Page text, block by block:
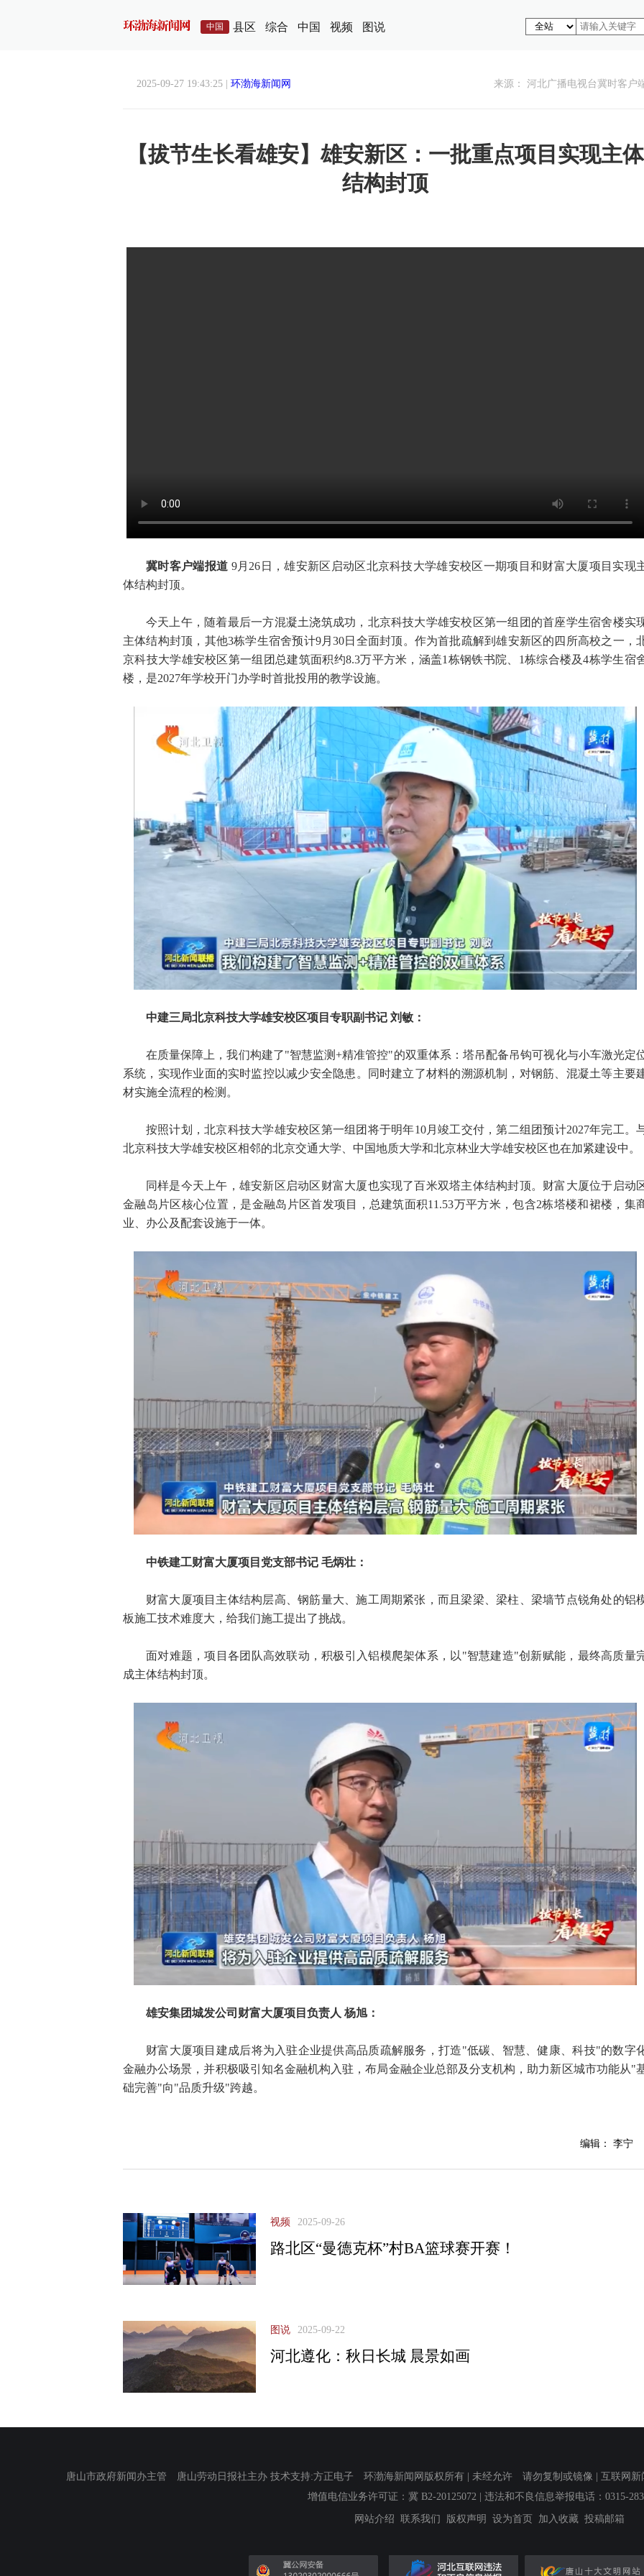
中国 县区 综合 中国 视频 图说
2025-09-27 19:43:25 | 环渤海新闻网 来源： 河北广播电视台冀时客户
【拔节生长看雄安】雄安新区：一批重点项目实现主体
结构封顶
冀时客户端报道 9月26日，雄安新区启动区北京科技大学雄安校区一期项目和财富大厦项目实现
体结构封顶。
今天上午，随着最后一方混凝土浇筑成功，北京科技大学雄安校区第一组团的首座学生宿舍楼实
主体结构封顶，其他3栋学生宿舍预计9月30日全面封顶。作为首批疏解到雄安新区的四所高校之一，
京科技大学雄安校区第一组团总建筑面积约8.3万平方米，涵盖1栋钢铁书院、1栋综合楼及4栋学生宿
楼，是2027年学校开门办学时首批投用的教学设施。
中建三局北京科技大学雄安校区项目专职副书记 刘敏：
在质量保障上，我们构建了"智慧监测+精准管控"的双重体系：塔吊配备吊钩可视化与小车激光定
系统，实现作业面的实时监控以减少安全隐患。同时建立了材料的溯源机制，对钢筋、混凝土等主要
材实施全流程的检测。
按照计划，北京科技大学雄安校区第一组团将于明年10月竣工交付，第二组团预计2027年完工。
北京科技大学雄安校区相邻的北京交通大学、中国地质大学和北京林业大学雄安校区也在加紧建设中。
同样是今天上午，雄安新区启动区财富大厦也实现了百米双塔主体结构封顶。财富大厦位于启动
金融岛片区核心位置，是金融岛片区首发项目，总建筑面积11.53万平方米，包含2栋塔楼和裙楼，集
业、办公及配套设施于一体。
中铁建工财富大厦项目党支部书记 毛炳壮：
财富大厦项目主体结构层高、钢筋量大、施工周期紧张，而且梁梁、梁柱、梁墙节点锐角处的铝
板施工技术难度大，给我们施工提出了挑战。
面对难题，项目各团队高效联动，积极引入铝模爬架体系，以"智慧建造"创新赋能，最终高质量
成主体结构封顶。
雄安集团城发公司财富大厦项目负责人 杨旭：
财富大厦项目建成后将为入驻企业提供高品质疏解服务，打造"低碳、智慧、健康、科技"的数字
金融办公场景，并积极吸引知名金融机构入驻，布局金融企业总部及分支机构，助力新区城市功能从"
础完善"向"品质升级"跨越。
编辑： 李宁
视频 2025-09-26
路北区“曼德克杯”村BA篮球赛开赛！
图说 2025-09-22
河北遵化：秋日长城 晨景如画
唐山市政府新闻办主管 唐山劳动日报社主办 技术支持:方正电子 环渤海新闻网版权所有 | 未经允许 请勿复制或镜像 | 互联网新
增值电信业务许可证：冀 B2-20125072 | 违法和不良信息举报电话：0315-
网站介绍 联系我们 版权声明 设为首页 加入收藏 投稿邮箱